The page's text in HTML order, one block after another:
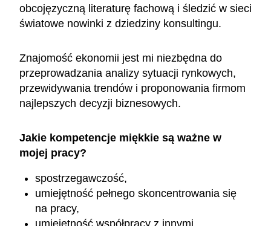
obcojęzyczną literaturę fachową i śledzić w sieci
światowe nowinki z dziedziny konsultingu.
Znajomość ekonomii jest mi niezbędna do
przeprowadzania analizy sytuacji rynkowych,
przewidywania trendów i proponowania firmom
najlepszych decyzji biznesowych.
Jakie kompetencje miękkie są ważne w
mojej pracy?
spostrzegawczość,
umiejętność pełnego skoncentrowania się
na pracy,